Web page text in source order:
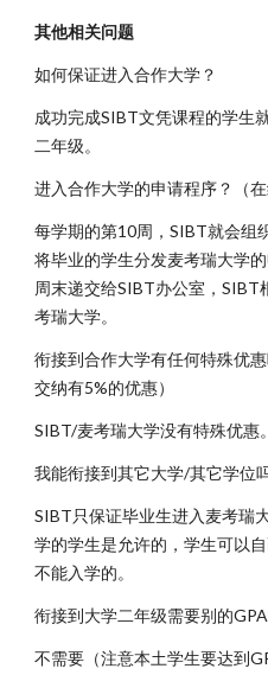
其他相关问题
如何保证进入合作大学？
成功完成SIBT文凭课程的学生
二年级。
进入合作大学的申请程序？（在
每学期的第10周，SIBT就会组
将毕业的学生分发麦考瑞大学
周末递交给SIBT办公室，
考瑞大学。
衔接到合作大学有任何特殊优
交纳有5%的优惠）
SIBT/麦考瑞大学没有特殊优惠。
我能衔接到其它大学/其它学位
SIBT只保证毕业生进入麦考瑞
学的学生是允许的，学生可以
不能入学的。
衔接到大学二年级需要别的
不需要（注意本土学生要达到